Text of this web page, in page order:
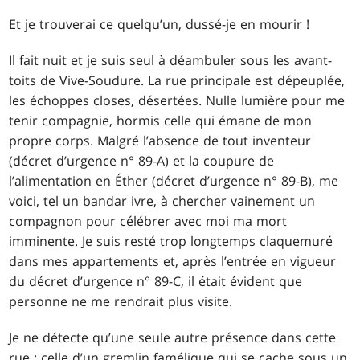
Et je trouverai ce quelqu’un, dussé-je en mourir !
Il fait nuit et je suis seul à déambuler sous les avant-
toits de Vive-Soudure. La rue principale est dépeuplée,
les échoppes closes, désertées. Nulle lumière pour me
tenir compagnie, hormis celle qui émane de mon
propre corps. Malgré l’absence de tout inventeur
(décret d’urgence n° 89-A) et la coupure de
l’alimentation en Éther (décret d’urgence n° 89-B), me
voici, tel un bandar ivre, à chercher vainement un
compagnon pour célébrer avec moi ma mort
imminente. Je suis resté trop longtemps claquemuré
dans mes appartements et, après l’entrée en vigueur
du décret d’urgence n° 89-C, il était évident que
personne ne me rendrait plus visite.
Je ne détecte qu’une seule autre présence dans cette